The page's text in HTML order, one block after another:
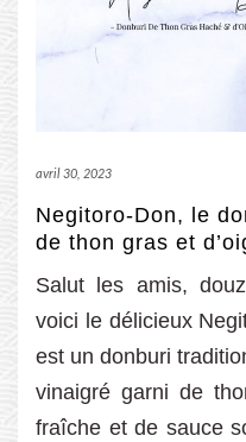
avril 30, 2023
Negitoro-Don, le
de thon gras et
Salut les amis,
voici le délicieux
est un donburi
vinaigré garni de
fraîche et de sauce